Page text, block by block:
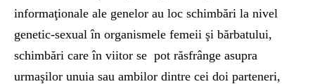
informaţionale ale genelor au loc schimbări la nivel
genetic-sexual în organismele femeii şi bărbatului,
schimbări care în viitor se pot răsfrânge asupra
urmaşilor unuia sau ambilor dintre cei doi parteneri,